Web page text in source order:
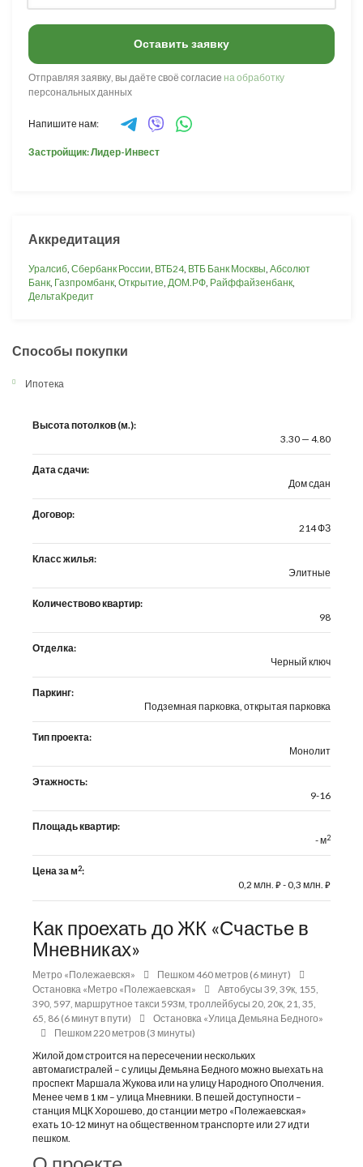
Оставить заявку
Отправляя заявку, вы даёте своё согласие на обработку
персональных данных
Напишите нам:
Застройщик: Лидер-Инвест
Аккредитация
Уралсиб, Сбербанк России, ВТБ24, ВТБ Банк Москвы, Абсолют
Банк, Газпромбанк, Открытие, ДОМ.РФ, Райффайзенбанк,
ДельтаКредит
Способы покупки
Ипотека
Высота потолков (м.):
3.30 — 4.80
Дата сдачи:
Дом сдан
Договор:
214 ФЗ
Класс жилья:
Элитные
Количествово квартир:
98
Отделка:
Черный ключ
Паркинг:
Подземная парковка, открытая парковка
Тип проекта:
Монолит
Этажность:
9-16
Площадь квартир:
- м2
Цена за м2:
0,2 млн. ⃏- 0,3 млн. ⃏
Как проехать до ЖК «Счастье в
Мневниках»
Метро «Полежаевскя»
Пешком 460 метров (6 минут)
Остановка «Метро «Полежаевская»
Автобусы 39, 39к, 155,
390, 597, маршрутное такси 593м, троллейбусы 20, 20к, 21, 35,
65, 86 (6 минут в пути)
Остановка «Улица Демьяна Бедного»
Пешком 220 метров (3 минуты)
Жилой дом строится на пересечении нескольких
автомагистралей – с улицы Демьяна Бедного можно выехать на
проспект Маршала Жукова или на улицу Народного Ополчения.
Менее чем в 1 км – улица Мневники. В пешей доступности –
станция МЦК Хорошево, до станции метро «Полежаевская»
ехать 10-12 минут на общественном транспорте или 27 идти
пешком.